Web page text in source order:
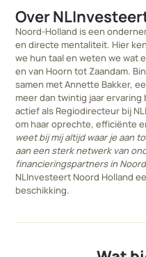
Over
Noord-Holland is een
en directe mentaliteit. Hier
we hun taal en weten we wat
en van Hoorn tot Zaandam.
samen met Annette Bakker,
meer dan twintig jaar
actief als Regiodirecteur bij
om haar oprechte, efficiënte
weet bij mij altijd waar je aan
aan een sterk netwerk van
financieringspartners in
NLInvesteert Noord Holland
beschikking.